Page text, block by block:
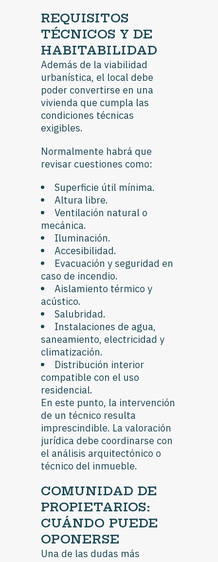
REQUISITOS
TÉCNICOS Y DE
HABITABILIDAD
Además de la viabilidad
urbanística, el local debe
poder convertirse en una
vivienda que cumpla las
condiciones técnicas
exigibles.
Normalmente habrá que
revisar cuestiones como:
Superficie útil mínima.
Altura libre.
Ventilación natural o
mecánica.
Iluminación.
Accesibilidad.
Evacuación y seguridad en
caso de incendio.
Aislamiento térmico y
acústico.
Salubridad.
Instalaciones de agua,
saneamiento, electricidad y
climatización.
Distribución interior
compatible con el uso
residencial.
En este punto, la intervención
de un técnico resulta
imprescindible. La valoración
jurídica debe coordinarse con
el análisis arquitectónico o
técnico del inmueble.
COMUNIDAD DE
PROPIETARIOS:
CUÁNDO PUEDE
OPONERSE
Una de las dudas más